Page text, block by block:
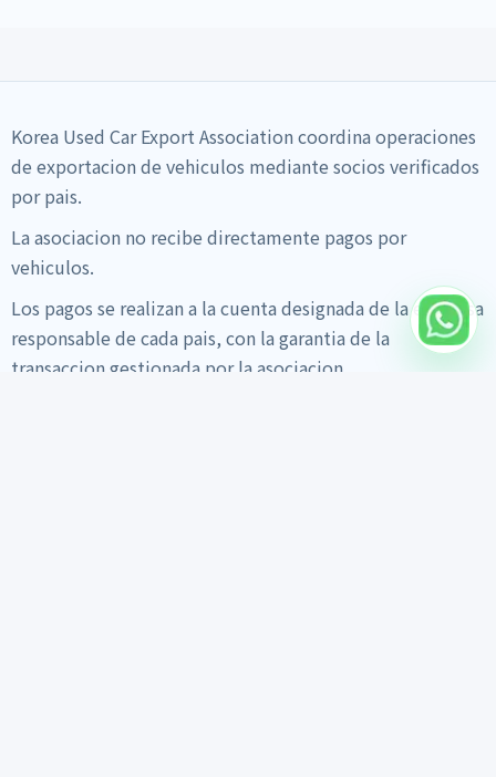
Korea Used Car Export Association coordina operaciones
de exportacion de vehiculos mediante socios verificados
por pais.
La asociacion no recibe directamente pagos por
vehiculos.
Los pagos se realizan a la cuenta designada de la empresa
responsable de cada pais, con la garantia de la
transaccion gestionada por la asociacion.